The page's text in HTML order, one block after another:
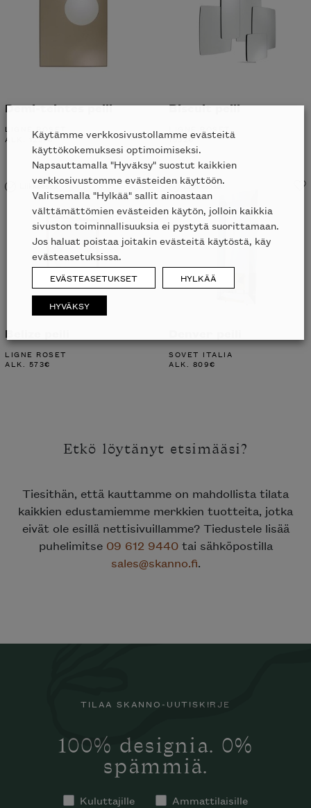
Demi-teintes peili
LIGNE ROSET
ALK. 1231€
Biscuit peili
LIGNE ROSET
1532 €
Liikkeessä
Belize peili
LIGNE ROSET
ALK. 573€
Liikkeessä
SOVET ITALIA
ALK. 809€
Etkö löytänyt etsimääsi?
Tiesithän, että kauttamme on mahdollista tilata
kaikkien edustamiemme merkkien tuotteita, jotka
eivät ole esillä nettisivuillamme? Tiedustele lisää
puhelimitse 09 612 9440tai sähköpostilla
sales@skanno.fi.
TILAA SKANNO-UUTISKIRJE
100% designia. 0%
spämmiä.
Kuluttajille Ammattilaisille
Käytämme verkkosivustollamme evästeitä
käyttökokemuksesi optimoimiseksi.
Napsauttamalla "Hyväksy" suostut kaikkien
verkkosivustomme evästeiden käyttöön.
Valitsemalla "Hylkää" sallit ainoastaan
välttämättömien evästeiden käytön, jolloin kaikkia
sivuston toiminnallisuuksia ei pystytä suorittamaan.
Jos haluat poistaa joitakin evästeitä käytöstä, käy
evästeasetuksissa.
EVÄSTEASETUKSET HYLKÄÄ
HYVÄKSY